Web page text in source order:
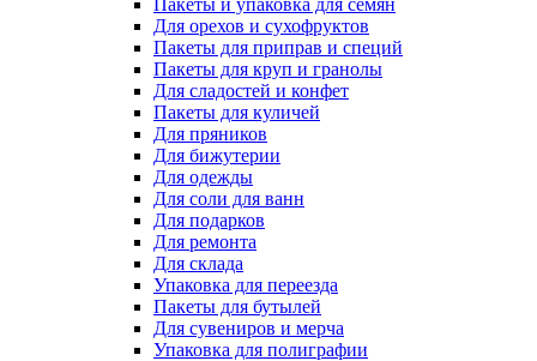
Пакеты и упаковка для семян
Для орехов и сухофруктов
Пакеты для приправ и специй
Пакеты для круп и гранолы
Для сладостей и конфет
Пакеты для куличей
Для пряников
Для бижутерии
Для одежды
Для соли для ванн
Для подарков
Для ремонта
Для склада
Упаковка для переезда
Пакеты для бутылей
Для сувениров и мерча
Упаковка для полиграфии